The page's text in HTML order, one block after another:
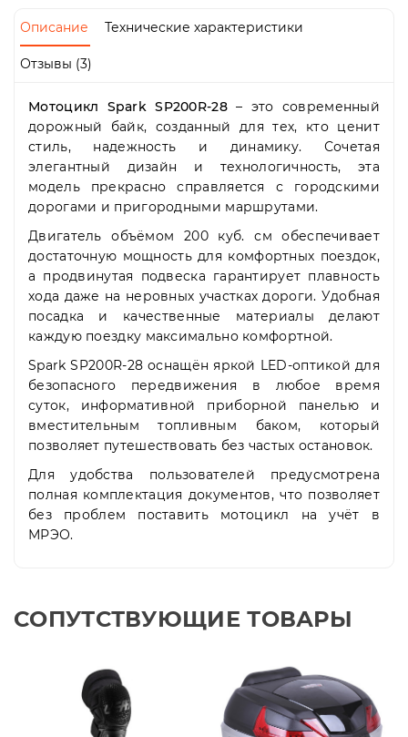
-
19:00
Сб
10:00
19:00
Вс
-
выходной
Описание Технические характеристики
Отзывы (3)
Мотоцикл Spark SP200R-28– это современный
дорожный байк, созданный для тех, кто ценит
стиль, надежность и динамику. Сочетая
элегантный дизайн и технологичность, эта
модель прекрасно справляется с городскими
дорогами и пригородными маршрутами.
Двигатель объёмом 200 куб. см обеспечивает
достаточную мощность для комфортных поездок,
а продвинутая подвеска гарантирует плавность
хода даже на неровных участках дороги. Удобная
посадка и качественные материалы делают
каждую поездку максимально комфортной.
Spark SP200R-28 оснащён яркой LED-оптикой для
безопасного передвижения в любое время
суток, информативной приборной панелью и
вместительным топливным баком, который
позволяет путешествовать без частых остановок.
Для удобства пользователей предусмотрена
полная комплектация документов, что позволяет
без проблем поставить мотоцикл на учёт в
МРЭО.
СОПУТСТВУЮЩИЕ ТОВАРЫ